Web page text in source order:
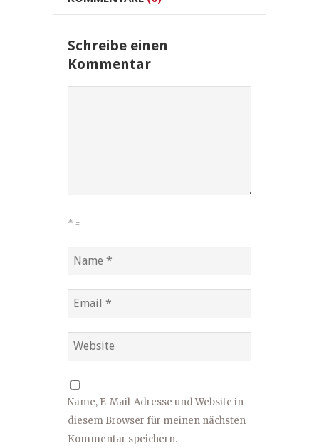
Schreibe einen
Kommentar
* =
Name, E-Mail-Adresse und Website in
diesem Browser für meinen nächsten
Kommentar speichern.